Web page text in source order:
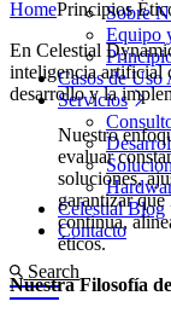
Sobre
Equipo
Casos de Uso
Servicios
Celestial Blog
Contacto
Search
HomePrincipios
En Celestial
inteligencia artificial
desarrollo y la
Nuestro
evaluar
soluciones,
garantizar
continua,
éticos.
Nuestra Filosofía